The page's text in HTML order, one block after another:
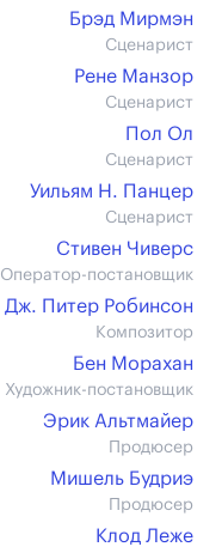
Брэд Мирмэн
Сценарист
Рене Манзор
Сценарист
Пол Ол
Сценарист
Уильям Н. Панцер
Сценарист
Стивен Чиверс
Оператор-постановщик
Дж. Питер Робинсон
Композитор
Бен Морахан
Художник-постановщик
Эрик Альтмайер
Продюсер
Мишель Будриэ
Продюсер
Клод Леже